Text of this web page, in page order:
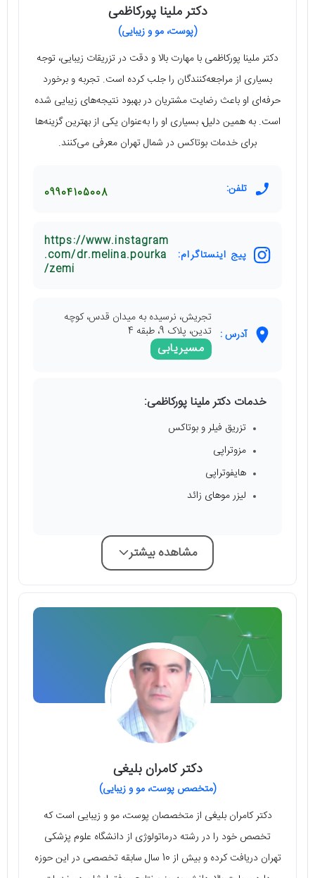
دکتر ملینا پورکاظمی
(پوست، مو و زیبایی)
دکتر ملینا پورکاظمی با مهارت بالا و دقت در تزریقات زیبایی، توجه
بسیاری از مراجعه‌کنندگان را جلب کرده است. تجربه و برخورد
حرفه‌ای او باعث رضایت مشتریان در بهبود نتیجه‌های زیبایی شده
است. به همین دلیل، بسیاری او را به‌عنوان یکی از بهترین گزینه‌ها
برای خدمات بوتاکس در شمال تهران معرفی می‌کنند.
تلفن: 09904105008
پیج اینستاگرام:
https://www.instagram
.com/dr.melina.pourka
zemi/
آدرس :
تجریش، نرسیده به میدان قدس، کوچه
تدین، پلاک 9، طبقه 4
مسیریابی
خدمات دکتر ملینا پورکاظمی:
تزریق فیلر و بوتاکس
مزوتراپی
هایفوتراپی
لیزر موهای زائد
مشاهده بیشتر
دکتر کامران بلیغی
(متخصص پوست، مو و زیبایی)
دکتر کامران بلیغی از متخصصان پوست، مو و زیبایی است که
تخصص خود را در رشته درماتولوژی از دانشگاه علوم پزشکی
تهران دریافت کرده و بیش از 10 سال سابقه تخصصی در این حوزه